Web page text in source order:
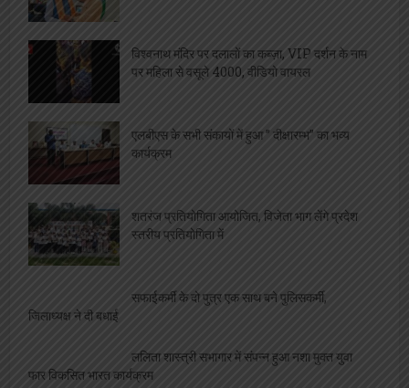
विश्वनाथ मंदिर पर दलालों का कब्ज़ा, VIP दर्शन के नाम
पर महिला से वसूले 4000, वीडियो वायरल
एलबीएस के सभी संकायों में हुआ ” दीक्षारम्भ” का भव्य
कार्यक्रम
शतरंज प्रतियोगिता आयोजित, विजेता भाग लेंगे प्रदेश
स्तरीय प्रतियोगिता में
सफाईकर्मी के दो पुत्र एक साथ बने पुलिसकर्मी,
जिलाध्यक्ष ने दी बधाई
ललिता शास्त्री सभागार में संपन्न हुआ नशा मुक्त युवा
फार विकसित भारत कार्यक्रम